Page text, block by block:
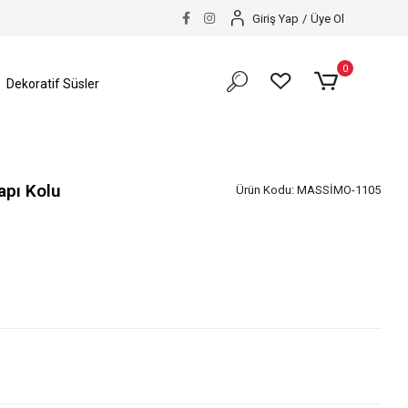
Giriş Yap / Üye Ol
Dekoratif Süsler
0
Kolu Ürün Kodu: MASSİMO-1105